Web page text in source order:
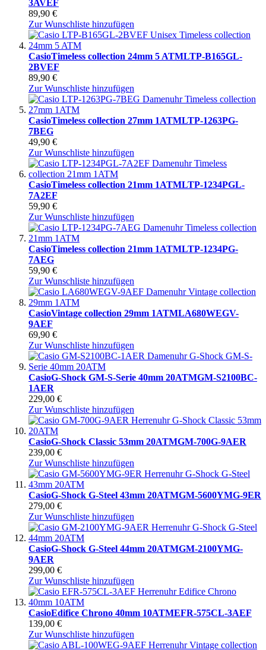
3AVEF
89,90 €
Zur Wunschliste hinzufügen
CasioTimeless collection 24mm 5 ATMLTP-B165GL-
2BVEF
89,90 €
Zur Wunschliste hinzufügen
CasioTimeless collection 27mm 1ATMLTP-1263PG-
7BEG
49,90 €
Zur Wunschliste hinzufügen
CasioTimeless collection 21mm 1ATMLTP-1234PGL-
7A2EF
59,90 €
Zur Wunschliste hinzufügen
CasioTimeless collection 21mm 1ATMLTP-1234PG-
7AEG
59,90 €
Zur Wunschliste hinzufügen
CasioVintage collection 29mm 1ATMLA680WEGV-
9AEF
69,90 €
Zur Wunschliste hinzufügen
CasioG-Shock GM-S-Serie 40mm 20ATMGM-S2100BC-
1AER
229,00 €
Zur Wunschliste hinzufügen
CasioG-Shock Classic 53mm 20ATMGM-700G-9AER
239,00 €
Zur Wunschliste hinzufügen
CasioG-Shock G-Steel 43mm 20ATMGM-5600YMG-9ER
279,00 €
Zur Wunschliste hinzufügen
CasioG-Shock G-Steel 44mm 20ATMGM-2100YMG-
9AER
299,00 €
Zur Wunschliste hinzufügen
CasioEdifice Chrono 40mm 10ATMEFR-575CL-3AEF
139,00 €
Zur Wunschliste hinzufügen